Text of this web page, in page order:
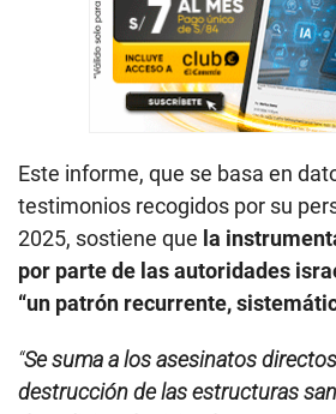
Este informe, que se basa en
testimonios recogidos por su
2025, sostiene que la
por parte de las autoridades
“un patrón recurrente,
“Se suma a los asesinatos
destrucción de las estructuras